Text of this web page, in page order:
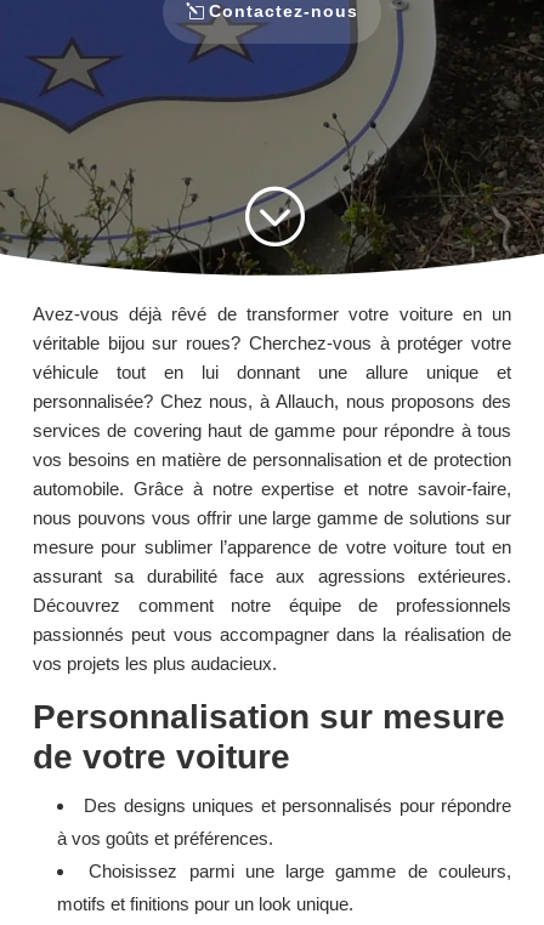
Contactez-nous
;
Avez-vous déjà rêvé de transformer votre voiture en un
véritable bijou sur roues? Cherchez-vous à protéger votre
véhicule tout en lui donnant une allure unique et
personnalisée? Chez nous, à Allauch, nous proposons des
services de covering haut de gamme pour répondre à tous
vos besoins en matière de personnalisation et de protection
automobile. Grâce à notre expertise et notre savoir-faire,
nous pouvons vous offrir une large gamme de solutions sur
mesure pour sublimer l’apparence de votre voiture tout en
assurant sa durabilité face aux agressions extérieures.
Découvrez comment notre équipe de professionnels
passionnés peut vous accompagner dans la réalisation de
vos projets les plus audacieux.
Personnalisation sur mesure
de votre voiture
Des designs uniques et personnalisés pour répondre
à vos goûts et préférences.
Choisissez parmi une large gamme de couleurs,
motifs et finitions pour un look unique.